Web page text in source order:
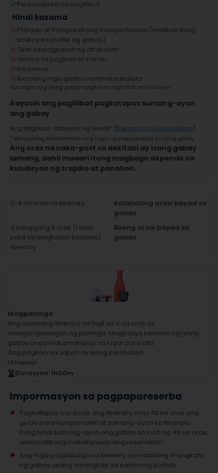
Personalized na paglilibot
Hindi kasama
Pribado at Pampublikong transportasyon (maliban kung
tinukoy sa profile ng gabay)
Tiket sa pagpasok ng atraksyon¹
Gastos sa pagkain at inumin
Insurance
Iba pang mga gastos na hindi nakalista
¹Tanungin ang iyong gabay tungkol sa mga tiket sa atraksyon
Aayusin ang paglilibot pagkatapos sumang-ayon
ang gabay
Ang tagpuan: Istasyon ng Iseshi² (Buksan sa Google Maps)
² Mangyaring kumpirmahin ang lugar ng pagpupulong sa iyong gabay
Ang oras na naka-post sa dekitabi ay isang gabay
lamang, dahil maaari itong magbago depende sa
kundisyon ng trapiko at panahon.
2-4 na oras na itinerary
Kalahating araw bayad sa
gabay
4 hanggang 8 oras (1 oras
para sa tanghalian kasama)
itinerary
Buong araw bayad sa
gabay
Magpahinga
Ang anumang itinerary na higit sa 4 na oras ay
mangangailangan ng pahinga. Magpasya kasama ng iyong
gabay ang pinakamahusay na lugar para dito.
Ang pagkain sa Japan ay isang karanasan
Umaasa!
Durasyon: 1h00m
Impormasyon sa pagpapareserba
Pagkatapos ma-book ang itinerary, may 48 na oras ang
guide para kumpirmahin at sumang-ayon sa itinerary.
Kung hindi sumang-ayon ang gabay sa loob ng 48 na oras,
awtomatikong makakansela ang reservation
Ang mga pagbabago sa itinerary ay maaaring imungkahi
ng gabay upang umangkop sa parehong partido